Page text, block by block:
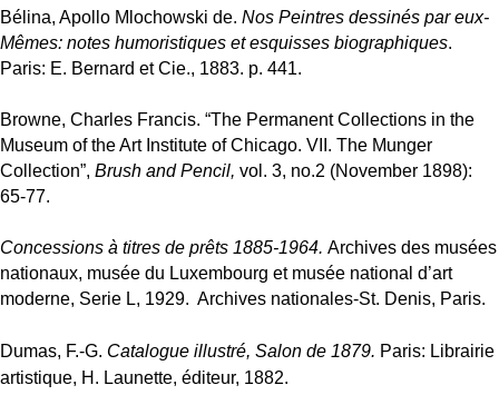
Bélina, Apollo Mlochowski de. Nos Peintres dessinés par eux-
Mêmes: notes humoristiques et esquisses biographiques.
Paris: E. Bernard et Cie., 1883. p. 441.
Browne, Charles Francis. “The Permanent Collections in the
Museum of the Art Institute of Chicago. VII. The Munger
Collection”, Brush and Pencil, vol. 3, no.2 (November 1898):
65-77.
Concessions à titres de prêts 1885-1964. Archives des musées
nationaux, musée du Luxembourg et musée national d’art
moderne, Serie L, 1929. Archives nationales-St. Denis, Paris.
Dumas, F.-G. Catalogue illustré, Salon de 1879. Paris: Librairie
artistique, H. Launette, éditeur, 1882.